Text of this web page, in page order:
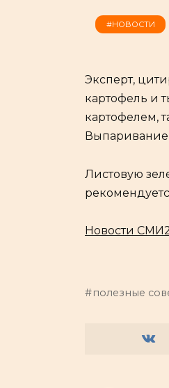
#НОВОСТИ
Эксперт,
картофель и
картофелем,
Выпаривание
Листовую
Новости СМИ2
полезные